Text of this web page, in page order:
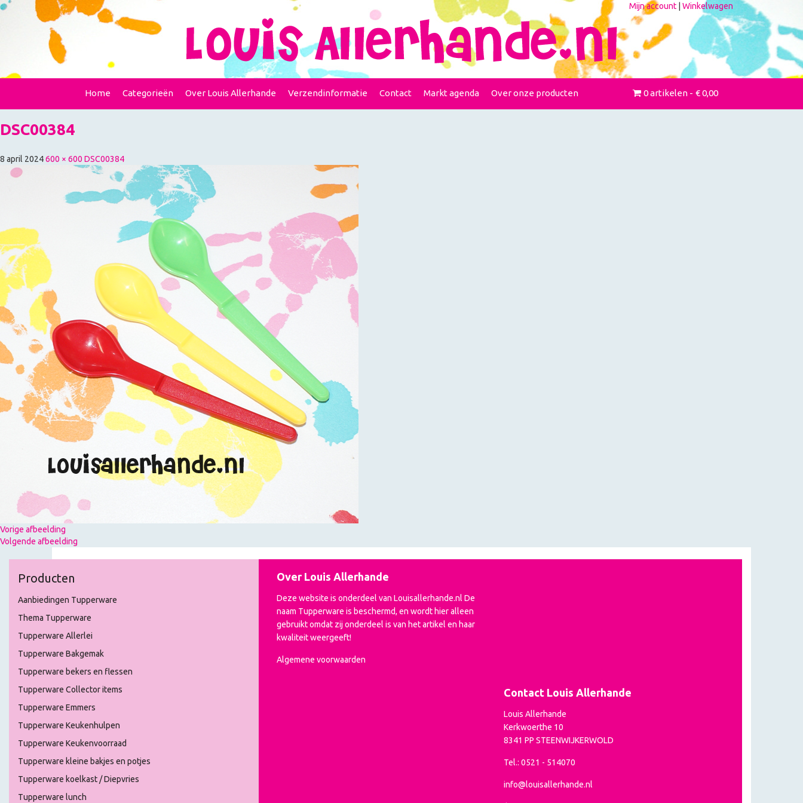
Mijn account Winkelwagen
Home Categorieën Over Louis Allerhande Verzendinformatie Contact Markt agenda Over onze producten 0 artikelen € 0,00
DSC00384
8 april 2024600 × 600 DSC00384
Vorige afbeelding
Volgende afbeelding
Producten
Aanbiedingen Tupperware
Thema Tupperware
Tupperware Allerlei
Tupperware Bakgemak
Tupperware bekers en flessen
Tupperware Collector items
Tupperware Emmers
Tupperware Keukenhulpen
Tupperware Keukenvoorraad
Tupperware kleine bakjes en potjes
Tupperware koelkast / Diepvries
Tupperware lunch
Over Louis Allerhande
Deze website is onderdeel van Louisallerhande.nl De
naam Tupperware is beschermd, en wordt hier alleen
gebruikt omdat zij onderdeel is van het artikel en haar
kwaliteit weergeeft!
Algemene voorwaarden
Contact Louis Allerhande
Louis Allerhande
Kerkwoerthe 10
8341 PP STEENWIJKERWOLD
Tel.: 0521 - 514070
info@louisallerhande.nl